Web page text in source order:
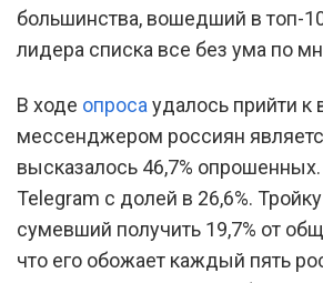
большинства, вошедший в топ-
лидера списка все без ума по
В ходе опроса удалось прийти
мессенджером россиян
высказалось 46,7%
Telegram с долей в 26,6%.
сумевший получить 19,7% от
что его обожает каждый пять